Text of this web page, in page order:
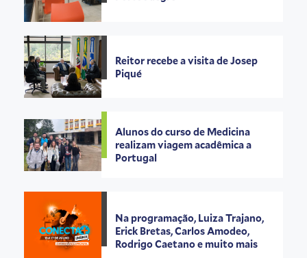
Reitor recebe a visita de Josep
Piqué
Alunos do curso de Medicina
realizam viagem acadêmica a
Portugal
Na programação, Luiza Trajano,
Erick Bretas, Carlos Amodeo,
Rodrigo Caetano e muito mais